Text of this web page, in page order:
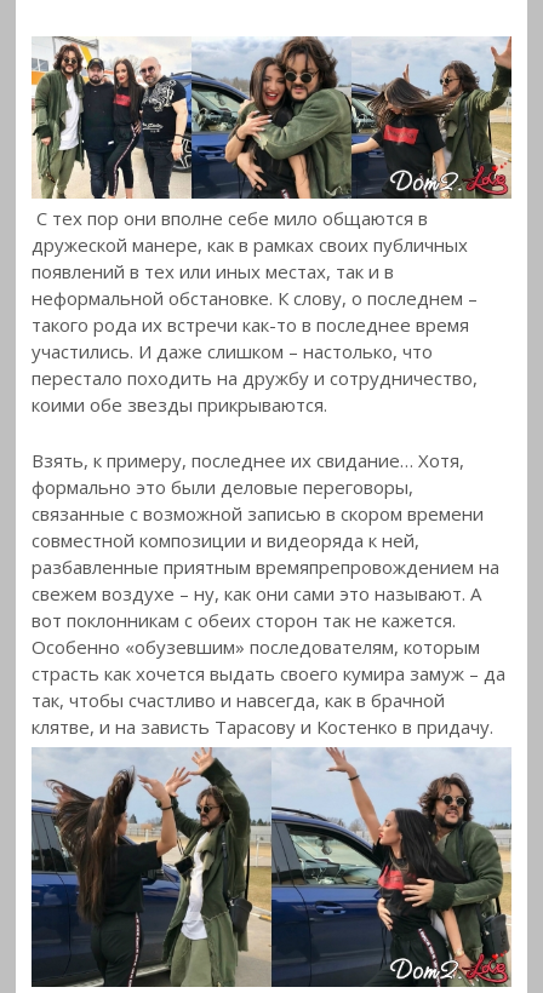
С тех пор они вполне себе мило общаются в
дружеской манере, как в рамках своих публичных
появлений в тех или иных местах, так и в
неформальной обстановке. К слову, о последнем –
такого рода их встречи как-то в последнее время
участились. И даже слишком – настолько, что
перестало походить на дружбу и сотрудничество,
коими обе звезды прикрываются.
Взять, к примеру, последнее их свидание… Хотя,
формально это были деловые переговоры,
связанные с возможной записью в скором времени
совместной композиции и видеоряда к ней,
разбавленные приятным времяпрепровождением на
свежем воздухе – ну, как они сами это называют. А
вот поклонникам с обеих сторон так не кажется.
Особенно «обузевшим» последователям, которым
страсть как хочется выдать своего кумира замуж – да
так, чтобы счастливо и навсегда, как в брачной
клятве, и на зависть Тарасову и Костенко в придачу.